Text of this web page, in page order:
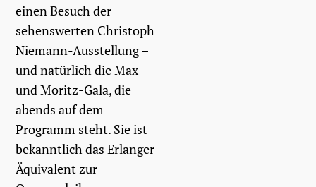
einen Besuch der
sehenswerten Christoph
Niemann-Ausstellung –
und natürlich die Max
und Moritz-Gala, die
abends auf dem
Programm steht. Sie ist
bekanntlich das Erlanger
Äquivalent zur